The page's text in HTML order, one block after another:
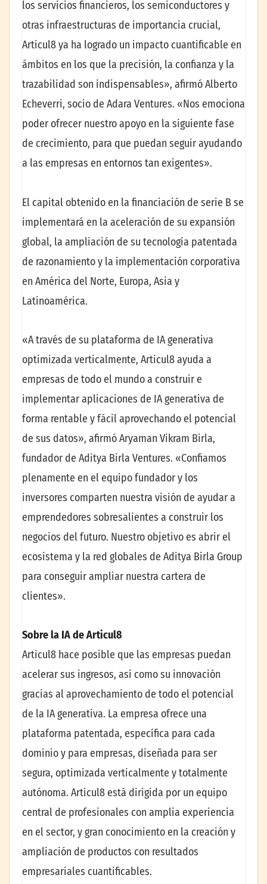
los servicios financieros, los semiconductores y
otras infraestructuras de importancia crucial,
Articul8 ya ha logrado un impacto cuantificable en
ámbitos en los que la precisión, la confianza y la
trazabilidad son indispensables», afirmó Alberto
Echeverri, socio de Adara Ventures. «Nos emociona
poder ofrecer nuestro apoyo en la siguiente fase
de crecimiento, para que puedan seguir ayudando
a las empresas en entornos tan exigentes».
El capital obtenido en la financiación de serie B se
implementará en la aceleración de su expansión
global, la ampliación de su tecnología patentada
de razonamiento y la implementación corporativa
en América del Norte, Europa, Asia y
Latinoamérica.
«A través de su plataforma de IA generativa
optimizada verticalmente, Articul8 ayuda a
empresas de todo el mundo a construir e
implementar aplicaciones de IA generativa de
forma rentable y fácil aprovechando el potencial
de sus datos», afirmó Aryaman Vikram Birla,
fundador de Aditya Birla Ventures. «Confiamos
plenamente en el equipo fundador y los
inversores comparten nuestra visión de ayudar a
emprendedores sobresalientes a construir los
negocios del futuro. Nuestro objetivo es abrir el
ecosistema y la red globales de Aditya Birla Group
para conseguir ampliar nuestra cartera de
clientes».
Sobre la IA de Articul8
Articul8 hace posible que las empresas puedan
acelerar sus ingresos, así como su innovación
gracias al aprovechamiento de todo el potencial
de la IA generativa. La empresa ofrece una
plataforma patentada, específica para cada
dominio y para empresas, diseñada para ser
segura, optimizada verticalmente y totalmente
autónoma. Articul8 está dirigida por un equipo
central de profesionales con amplia experiencia
en el sector, y gran conocimiento en la creación y
ampliación de productos con resultados
empresariales cuantificables.